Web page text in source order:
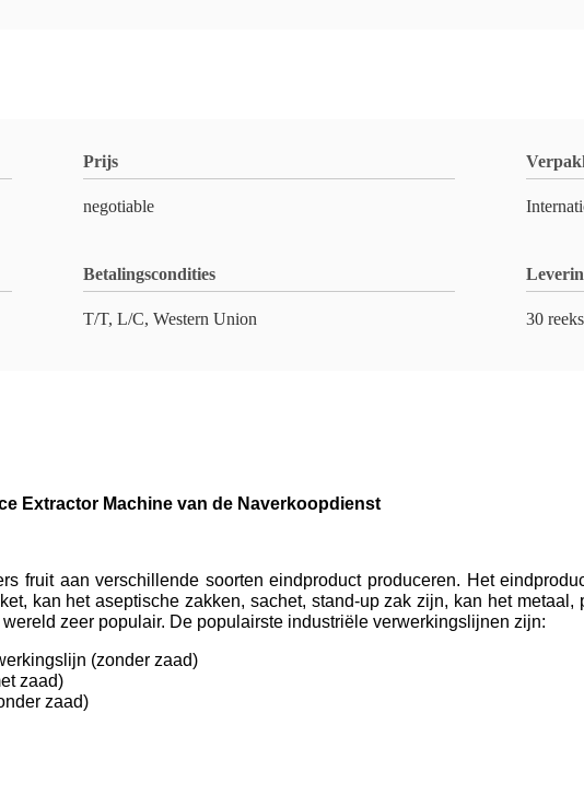
Prijs
negotiable
Betalingscondities
T/T, L/C, Western Union 30
Extractor Machine van de Naverkoopdienst
fruit aan verschillende soorten eindproduct produceren. Het
kan het aseptische zakken, sachet, stand-up zak zijn, kan het
zeer populair. De populairste industriële verwerkingslijnen zijn:
(zonder zaad)
zaad)
zaad)